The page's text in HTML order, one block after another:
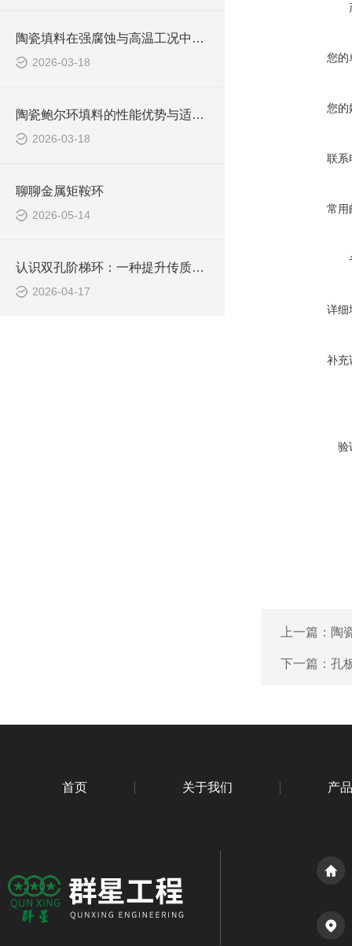
陶瓷填料在强腐蚀与高温工况中的应用
2026-03-18
陶瓷鲍尔环填料的性能优势与适用场景
2026-03-18
聊聊金属矩鞍环
2026-05-14
认识双孔阶梯环：一种提升传质效率的构件
2026-04-17
您的
您的
联系
常用
详细
补充
验
上一篇： 陶
下一篇： 孔
首页 关于我们 产